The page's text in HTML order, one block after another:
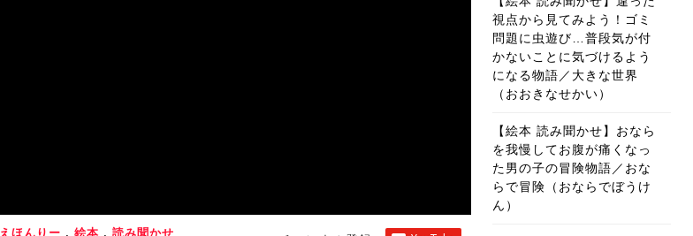
えほんりー , 絵本 , 読み聞かせ
視点から見てみよう！ゴミ
問題に虫遊び…普段気が付
かないことに気づけるよう
になる物語／大きな世界
（おおきなせかい）
【絵本 読み聞かせ】おなら
を我慢してお腹が痛くなっ
た男の子の冒険物語／おな
らで冒険（おならでぼうけ
ん）